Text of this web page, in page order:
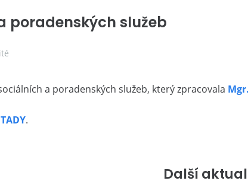
poradenských služeb
a poradenských služeb, který zpracovala
TADY.
Další